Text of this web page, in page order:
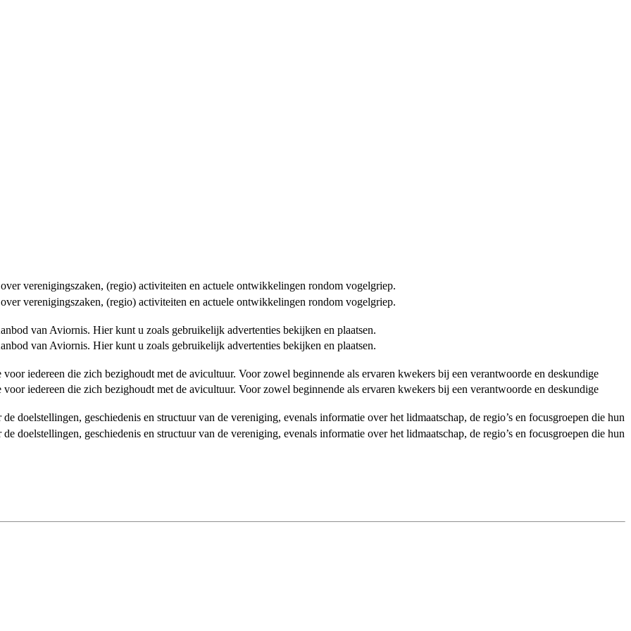
verenigingszaken, (regio) activiteiten en actuele ontwikkelingen rondom vogelgriep.
verenigingszaken, (regio) activiteiten en actuele ontwikkelingen rondom vogelgriep.
van Aviornis. Hier kunt u zoals gebruikelijk advertenties bekijken en plaatsen.
van Aviornis. Hier kunt u zoals gebruikelijk advertenties bekijken en plaatsen.
iedereen die zich bezighoudt met de avicultuur. Voor zowel beginnende als ervaren kwekers bij een verantwoorde en deskundige
iedereen die zich bezighoudt met de avicultuur. Voor zowel beginnende als ervaren kwekers bij een verantwoorde en deskundige
doelstellingen, geschiedenis en structuur van de vereniging, evenals informatie over het lidmaatschap, de regio’s en focusgroepen die hun
doelstellingen, geschiedenis en structuur van de vereniging, evenals informatie over het lidmaatschap, de regio’s en focusgroepen die hun